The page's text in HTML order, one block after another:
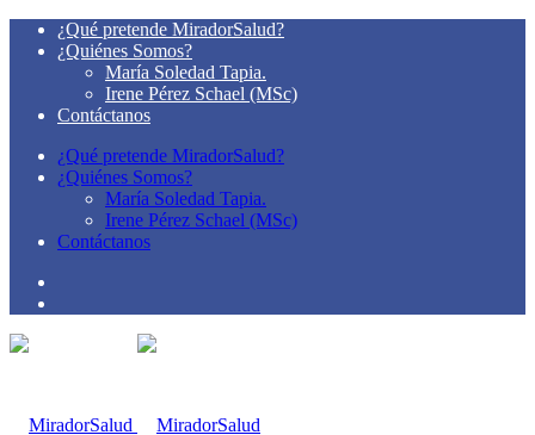
¿Qué pretende MiradorSalud?
¿Quiénes Somos?
María Soledad Tapia.
Irene Pérez Schael (MSc)
Contáctanos
¿Qué pretende MiradorSalud?
¿Quiénes Somos?
María Soledad Tapia.
Irene Pérez Schael (MSc)
Contáctanos